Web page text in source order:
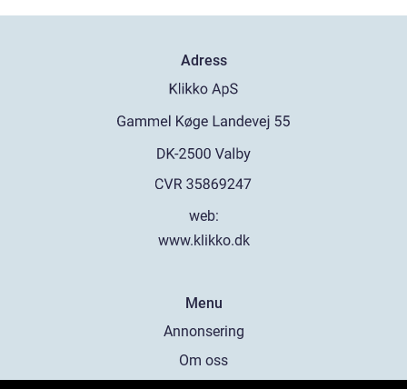
Adress
web:
www.klikko.dk
Menu
Annonsering
Om oss